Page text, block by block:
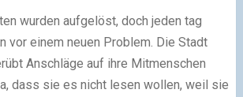
wurden aufgelöst, doch jeden tag
vor einem neuen Problem. Die Stadt
Anschläge auf ihre Mitmenschen
dass sie es nicht lesen wollen, weil sie